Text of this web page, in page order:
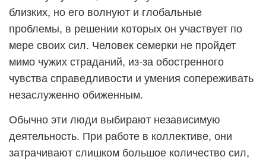
близких, но его волнуют и глобальные
проблемы, в решении которых он участвует по
мере своих сил. Человек семерки не пройдет
мимо чужих страданий, из-за обостренного
чувства справедливости и умения сопереживать
незаслуженно обиженным.
Обычно эти люди выбирают независимую
деятельность. При работе в коллективе, они
затрачивают слишком большое количество сил,